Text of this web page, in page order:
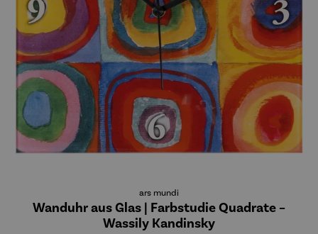
ars mundi
Wanduhr aus Glas | Farbstudie Quadrate –
Wassily Kandinsky